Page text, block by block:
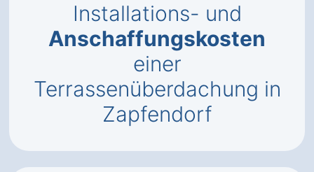
Installations- und
Anschaffungskosten
einer
Terrassenüberdachung in
Zapfendorf